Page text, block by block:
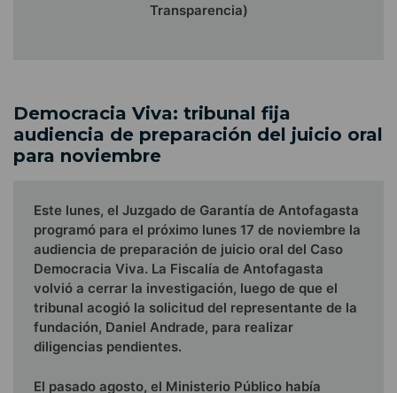
Transparencia)
Democracia Viva: tribunal fija
audiencia de preparación del juicio oral
para noviembre
Este lunes, el Juzgado de Garantía de Antofagasta
programó para el próximo lunes 17 de noviembre la
audiencia de preparación de juicio oral del Caso
Democracia Viva. La Fiscalía de Antofagasta
volvió a cerrar la investigación, luego de que el
tribunal acogió la solicitud del representante de la
fundación, Daniel Andrade, para realizar
diligencias pendientes.
El pasado agosto, el Ministerio Público había